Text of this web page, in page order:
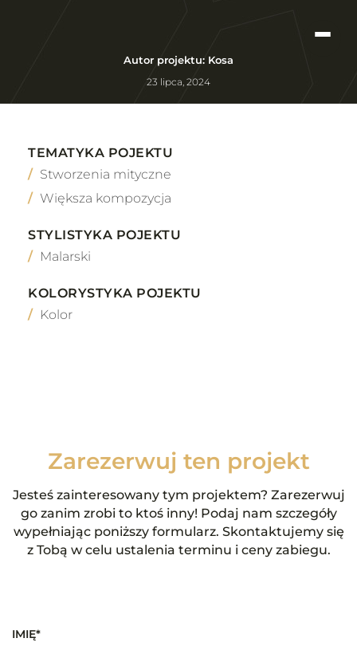
Autor projektu: Kosa
23 lipca, 2024
TEMATYKA POJEKTU
Stworzenia mityczne
Większa kompozycja
STYLISTYKA POJEKTU
Malarski
KOLORYSTYKA POJEKTU
Kolor
Zarezerwuj ten projekt
Jesteś zainteresowany tym projektem? Zarezerwuj
go zanim zrobi to ktoś inny! Podaj nam szczegóły
wypełniając poniższy formularz. Skontaktujemy się
z Tobą w celu ustalenia terminu i ceny zabiegu.
IMIĘ*